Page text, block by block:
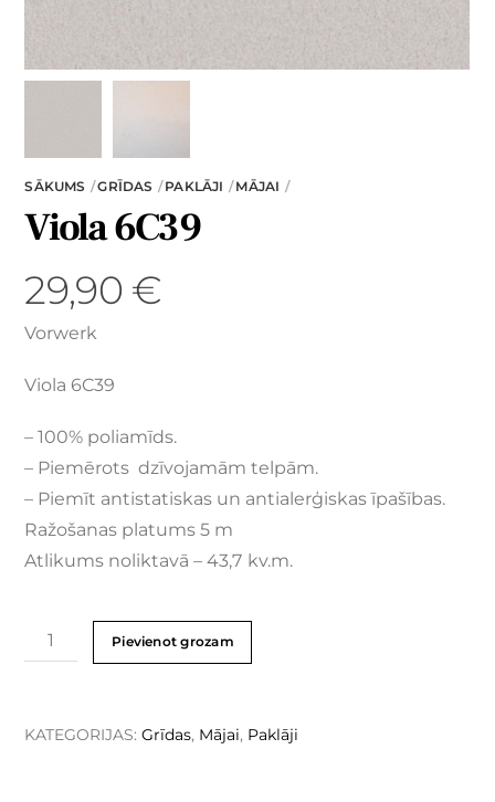
SĀKUMS GRĪDAS PAKLĀJI MĀJAI
Viola 6C39
29,90 €
Vorwerk
Viola 6C39
– 100% poliamīds.
– Piemērots dzīvojamām telpām.
– Piemīt antistatiskas un antialerģiskas īpašības.
Ražošanas platums 5 m
Atlikums noliktavā – 43,7 kv.m.
Pievienot grozam
KATEGORIJAS:Grīdas, Mājai, Paklāji